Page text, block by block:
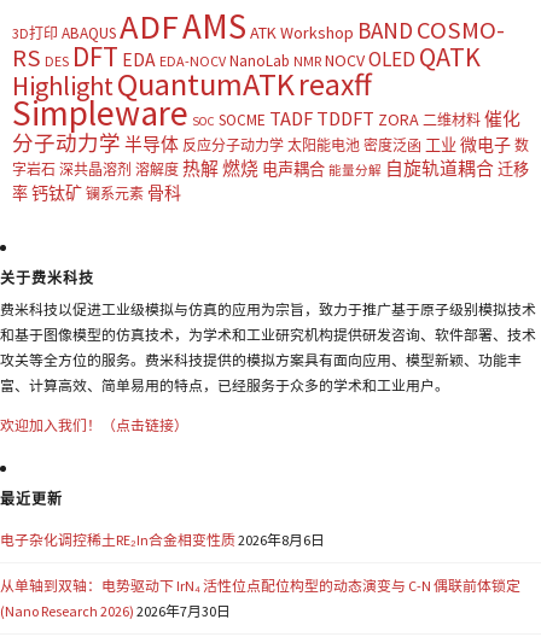
3D打印 ABAQUSADFAMS ATK Workshop BAND COSMO-
RS DES DFT EDA EDA-NOCV NanoLab NMR NOCVOLED QATK
HighlightQuantumATKreaxff
Simpleware SOC SOCME TADF TDDFT ZORA 二维材料 催化
分子动力学 半导体 反应分子动力学 太阳能电池 密度泛函 工业 微电子 数
字岩石 深共晶溶剂 溶解度 热解燃烧 电声耦合 能量分解 自旋轨道耦合迁移
率钙钛矿 镧系元素 骨科
关于费米科技
费米科技以促进工业级模拟与仿真的应用为宗旨，致力于推广基于原子级别模拟技术
和基于图像模型的仿真技术，为学术和工业研究机构提供研发咨询、软件部署、技术
攻关等全方位的服务。费米科技提供的模拟方案具有面向应用、模型新颖、功能丰
富、计算高效、简单易用的特点，已经服务于众多的学术和工业用户。
欢迎加入我们！（点击链接）
最近更新
电子杂化调控稀土RE₂In合金相变性质2026年8月6日
从单轴到双轴：电势驱动下 IrN₄ 活性位点配位构型的动态演变与 C-N 偶联前体锁定
(Nano Research 2026) 2026年7月30日